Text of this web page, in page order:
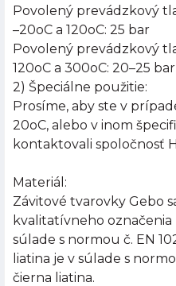
Povolený prevádzkový
–20oC a 120oC: 25 bar
Povolený prevádzkový
120oC a 300oC: 20–25 bar
2) Špeciálne použitie:
Prosíme, aby ste v
20oC, alebo v inom
kontaktovali spoločnosť
Materiál:
Závitové tvarovky Gebo
kvalitatívneho označenia
súlade s normou č. EN
liatina je v súlade s
čierna liatina.